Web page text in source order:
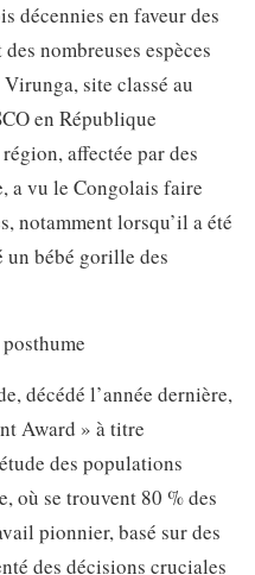
décennies en faveur des
nombreuses espèces
site classé au
en République
affectée par des
a vu le Congolais faire
notamment lorsqu’il a été
bébé gorille des
décédé l’année dernière,
Award » à titre
des populations
où se trouvent 80 % des
pionnier, basé sur des
des décisions cruciales